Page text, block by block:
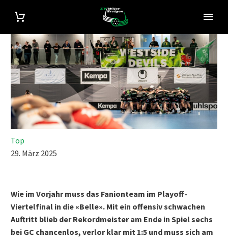
Top
29. März 2025
Wie im Vorjahr muss das Fanionteam im Playoff-
Viertelfinal in die «Belle». Mit ein offensiv schwachen
Auftritt blieb der Rekordmeister am Ende in Spiel sechs
bei GC chancenlos, verlor klar mit 1:5 und muss sich am